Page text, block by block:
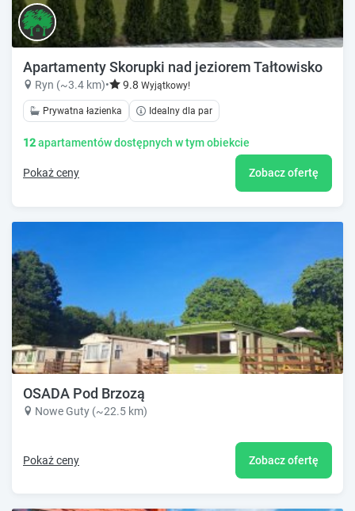
Apartamenty Skorupki nad jeziorem Tałtowisko
Ryn (~3.4 km)• 9.8 Wyjątkowy!
Prywatna łazienka Idealny dla par
12apartamentów dostępnych w tym obiekcie
Pokaż ceny Zobacz ofertę
OSADA Pod Brzozą
Nowe Guty (~22.5 km)
Pokaż ceny Zobacz ofertę